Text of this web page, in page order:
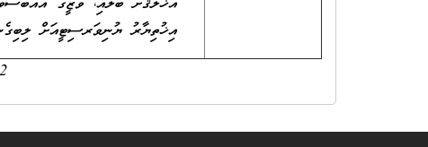
އިޚުތިޔާރު ޔުނިވަރސިޓީއަށް
02